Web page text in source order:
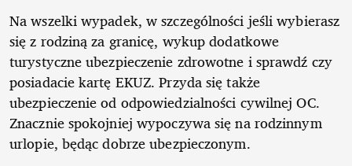
Na wszelki wypadek, w szczególności jeśli wybierasz
się z rodziną za granicę, wykup dodatkowe
turystyczne ubezpieczenie zdrowotne i sprawdź czy
posiadacie kartę EKUZ. Przyda się także
ubezpieczenie od odpowiedzialności cywilnej OC.
Znacznie spokojniej wypoczywa się na rodzinnym
urlopie, będąc dobrze ubezpieczonym.